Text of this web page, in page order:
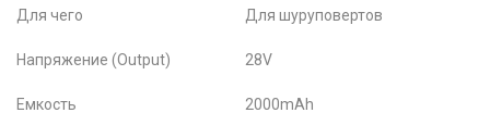
Для чего Для шуруповертов
Напряжение (Output) 28V
Емкость 2000mAh